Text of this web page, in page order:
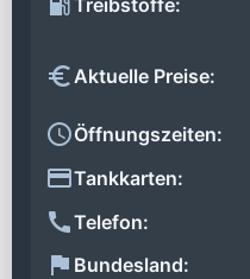
Treibstoffe:
Aktuelle Preise:
Öffnungszeiten:
Tankkarten:
Telefon:
Bundesland: